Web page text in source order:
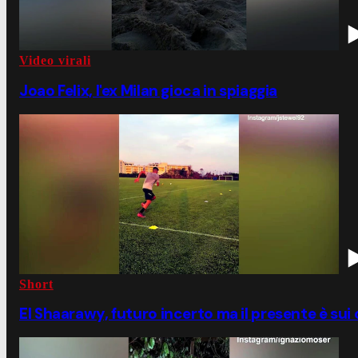
Video virali
Joao Felix, l'ex Milan gioca in spiaggia
Short
El Shaarawy, futuro incerto ma il presente è sui